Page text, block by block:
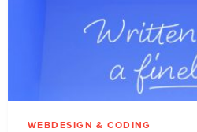
WEBDESIGN & CODING